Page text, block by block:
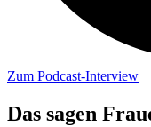
Zum Podcast-Interview
Das sagen